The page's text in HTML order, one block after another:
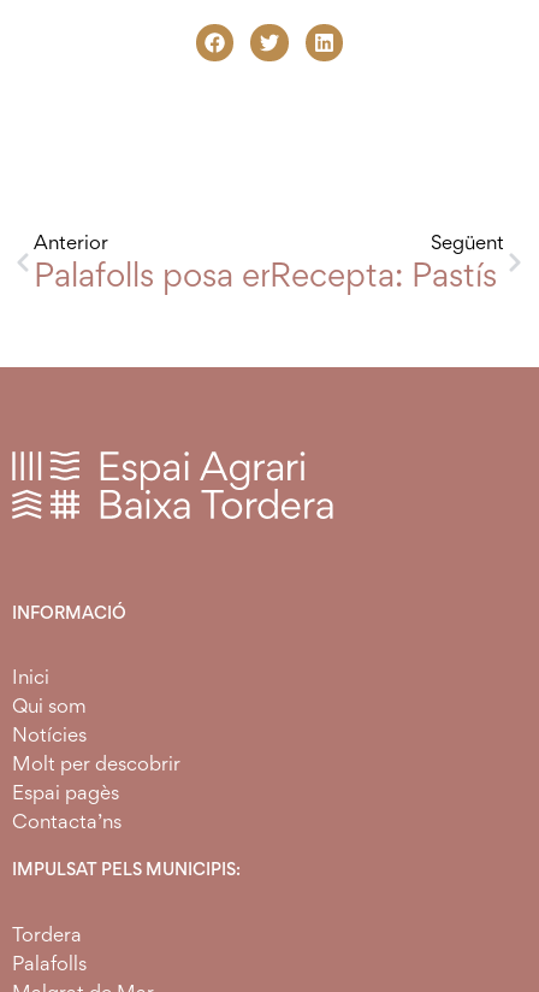
Anterior
Palafolls posa en marxa l’anella
Següent
Recepta: Pastís
INFORMACIÓ
Inici
Qui som
Notícies
Molt per descobrir
Espai pagès
Contacta’ns
IMPULSAT PELS MUNICIPIS:
Tordera
Palafolls